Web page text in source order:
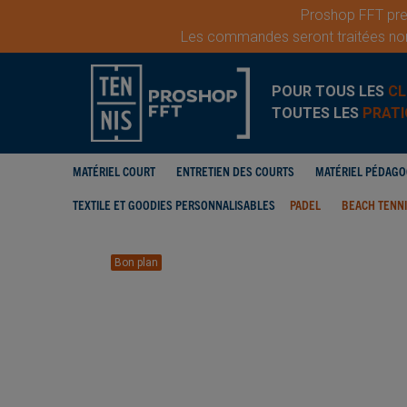
Proshop FFT
Les commandes seront traitées
POUR TOUS LES
TOUTES LES
MATÉRIEL COURT ENTRETIEN DES COURTS MATÉRIEL
TEXTILE ET GOODIES PERSONNALISABLES PADEL BEACH
Bon plan